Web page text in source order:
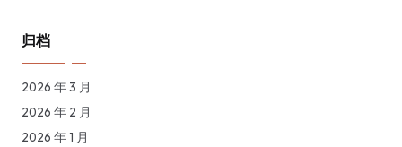
归档
2026 年 3 月
2026 年 2 月
2026 年 1 月